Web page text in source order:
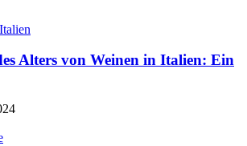
Alters von Weinen in Italien: Ein